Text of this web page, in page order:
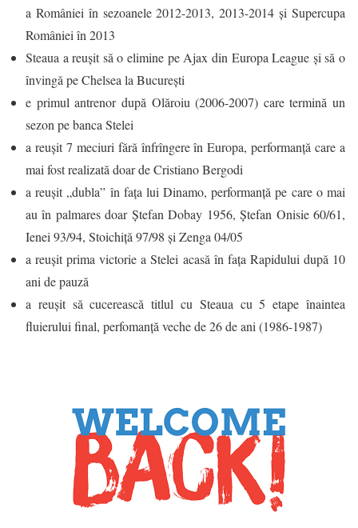
a României în sezoanele 2012-2013, 2013-2014 și Supercupa
României în 2013
Steaua a reuşit să o elimine pe Ajax din Europa League şi să o
învingă pe Chelsea la Bucureşti
e primul antrenor după Olăroiu (2006-2007) care termină un
sezon pe banca Stelei
a reușit 7 meciuri fără înfrîngere în Europa, performanță care a
mai fost realizată doar de Cristiano Bergodi
a reuşit „dubla” în faţa lui Dinamo, performanţă pe care o mai
au în palmares doar Ștefan Dobay 1956, Ștefan Onisie 60/61,
Ienei 93/94, Stoichiță 97/98 și Zenga 04/05
a reuşit prima victorie a Stelei acasă în faţa Rapidului după 10
ani de pauză
a reușit să cucerească titlul cu Steaua cu 5 etape înaintea
fluierului final, perfomanță veche de 26 de ani (1986-1987)